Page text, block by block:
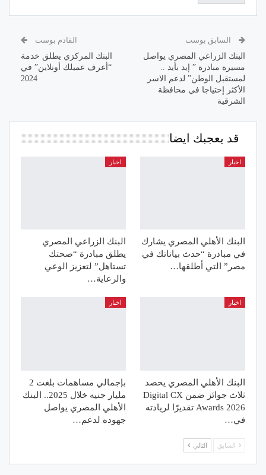
السابق بوست
البنك الزراعي المصري يواصل
مسيرة مبادرة ” إيد بأيد ..
لمستقبل الوطن” لدعم الاسر
الأكثر إحتياجا في محافظة
الشرقية
القادم بوست
البنك المركزي يطلق خدمة
“أعرف عميلك أونلاين” في
2024
قد يعجبك ايضا
اخبار
البنك الأهلي المصري يشارك
في مبادرة “حدث بياناتك في
مصر” التي أطلقها…
اخبار
البنك الزراعي المصري
يطلق مبادرة “صحتك
تستاهل” لتعزيز الوعي
والرعاية…
اخبار
البنك الأهلي المصري يحصد
ثلاث جوائز ضمن Digital CX
Awards 2026 تقديرًا لريادته
في…
اخبار
بإجمالي مساهمات بلغت 2
مليار جنيه خلال 2025.. البنك
الأهلي المصري يواصل
جهوده لدعم…
السابق التالي